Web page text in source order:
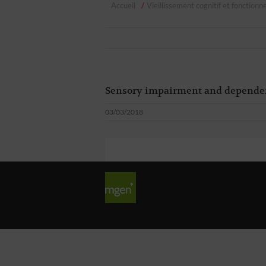
Sensory impairment and
03/03/2018